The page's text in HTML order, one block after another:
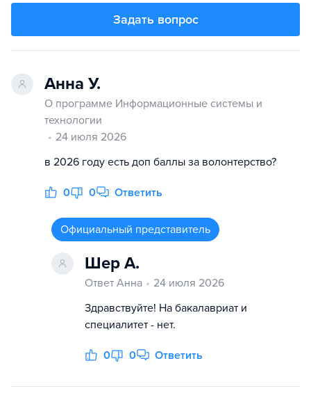
Задать вопрос
Анна У.
О программе Информационные системы и
технологии
24 июля 2026
в 2026 году есть доп баллы за волонтерство?
0 0 Ответить
Официальный представитель
Шер А.
Ответ Анна
24 июля 2026
Здравствуйте! На бакалавриат и
специалитет - нет.
0 0 Ответить